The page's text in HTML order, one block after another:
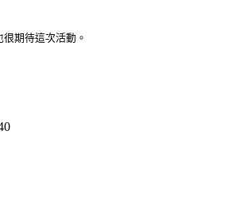
期待這次活動。